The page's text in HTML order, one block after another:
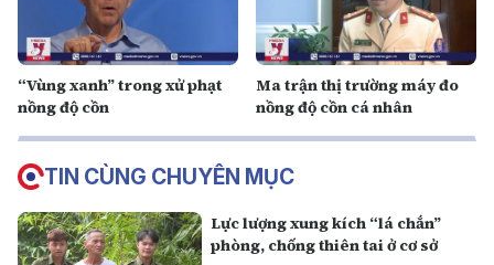
“Vùng xanh” trong xử phạt
nồng độ cồn
Ma trận thị trường máy đo
nồng độ cồn cá nhân
TIN CÙNG CHUYÊN MỤC
Lực lượng xung kích “lá chắn”
phòng, chống thiên tai ở cơ sở